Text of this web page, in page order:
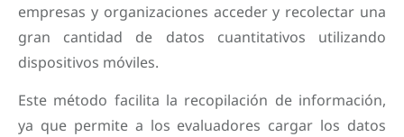
empresas y organizaciones acceder y recolectar una
gran cantidad de datos cuantitativos utilizando
dispositivos móviles.
Este método facilita la recopilación de información,
ya que permite a los evaluadores cargar los datos